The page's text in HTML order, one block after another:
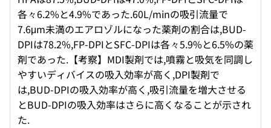
各々6.2%と4.9%であった.60L/minの吸引流量で
7.6μm未満のエアロゾルになった薬剤の割合は,BUD-
DPIは78.2%,FP-DPIとSFC-DPIは各々5.9%と6.5%の薬
剤であった.【考察】MDI製剤では,噴霧と吸気を同調し
やすいディバイスの吸入効率が高く,DPI製剤で
は,BUD-DPIの吸入効率が高く,吸引流量を増大させる
とBUD-DPIの吸入効率はさらに高くなることが示され
た.